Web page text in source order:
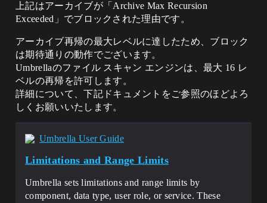
上記はアーカイブが「Archive Max Recursion
Exceeded」でブロックされた理由です。
アーカイブ再帰の最大レベルに達したため、ブロック
は期待通りの動作でございます。
Umbrellaのファイル スキャン エンジンは、最大 16 レ
ベルの再帰を許可します。
詳細について、下記ドキュメントをご参照のほどよろ
しくお願いいたします。
Umbrella User Guide
Limitations and Range Limits
Umbrella sets limitations and range limits by
component, data type, user role, or service. These